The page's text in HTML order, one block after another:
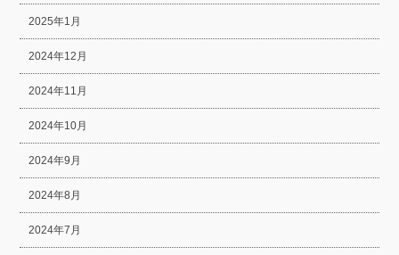
2025年1月
2024年12月
2024年11月
2024年10月
2024年9月
2024年8月
2024年7月